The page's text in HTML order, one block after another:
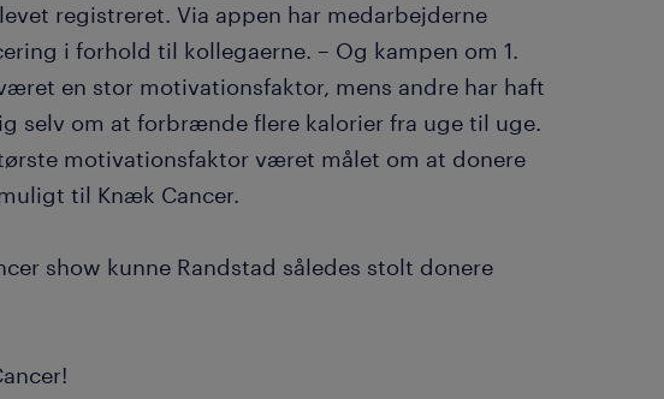
registreret. Via appen har medarbejderne
i forhold til kollegaerne. – Og kampen om 1.
en stor motivationsfaktor, mens andre har haft
selv om at forbrænde flere kalorier fra uge til uge.
motivationsfaktor været målet om at donere
til Knæk Cancer.
show kunne Randstad således stolt donere